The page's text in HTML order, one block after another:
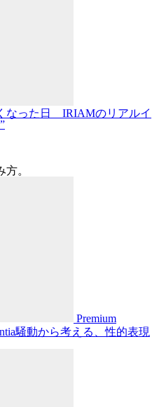
なった日 IRIAMのリアルイ
。
Premium
騒動から考える、性的表現